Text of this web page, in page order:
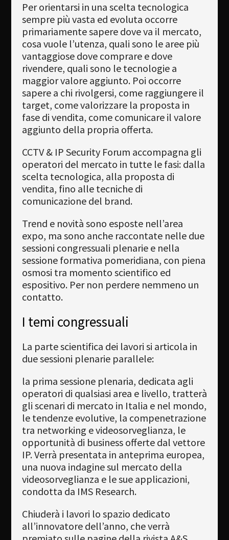
Per orientarsi in una scelta tecnologica
sempre più vasta ed evoluta occorre
primariamente sapere dove va il mercato,
cosa vuole l’utenza, quali sono le aree più
vantaggiose dove comprare e dove
rivendere, quali sono le tecnologie a
maggior valore aggiunto. Poi occorre
sapere a chi rivolgersi, come raggiungere il
target, come valorizzare la proposta in
fase di vendita, come comunicare il valore
aggiunto della propria offerta.
CCTV & IP Security Forum accompagna gli
operatori del mercato in tutte le fasi: dalla
scelta tecnologica, alla proposta di
vendita, fino alle tecniche di
comunicazione del brand.
Trend e novità sono esposte nell’area
expo, ma sono anche raccontate nelle due
sessioni congressuali plenarie e nella
sessione formativa pomeridiana, con piena
osmosi tra momento scientifico ed
espositivo. Per non perdere nemmeno un
contatto.
I temi congressuali
La parte scientifica dei lavori si articola in
due sessioni plenarie parallele:
la prima sessione plenaria, dedicata agli
operatori di qualsiasi area e livello, tratterà
gli scenari di mercato in Italia e nel mondo,
le tendenze evolutive, la compenetrazione
tra networking e videosorveglianza, le
opportunità di business offerte dal vettore
IP. Verrà presentata in anteprima europea,
una nuova indagine sul mercato della
videosorveglianza e le sue applicazioni,
condotta da IMS Research.
Chiuderà i lavori lo spazio dedicato
all’innovatore dell’anno, che verrà